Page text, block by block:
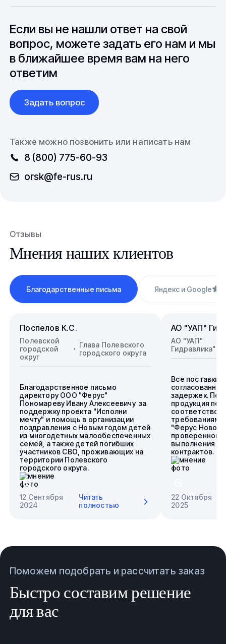
до 6 месяцев производства.
вопросы связанные с документацией и
международной логистикой.
Если вы не нашли ответ на свой
вопрос, можете задать его нам и мы
в ближайшее время вам на него
ответим
Задать вопрос
Также можно позвонить или написать нам
8 (800) 775-60-93
orsk@fe-rus.ru
Отзывы
Мнения наших клиентов
Благодарственные письма Яндекс и Google
Поспелов К.С.
Полевской
городской
округ
Глава Полевского
городского округа
Благодарственное письмо
директору ООО "Ферус"
Пономареву Ивану Алексеевичу за
поддержку проекта "Исполни
мечту" и помощь в организации
поздравления с Новым годом детей
из многодетных малообеспеченных
семей, а также детей погибших
участников СВО, проживающих на
территории Полевского
городского округа.
12 Сентября
2024
Читать
полностью
АО "УАП"
АО "УАП"
Гидравлика"
Все поставки
задержек.
продукция
требованиям.
"Ферус
проверенного
выполнения
контрактов.
22 Октября
2025
Поможем подобрать и рассчитать заказ
Быстро составим решение
для вас